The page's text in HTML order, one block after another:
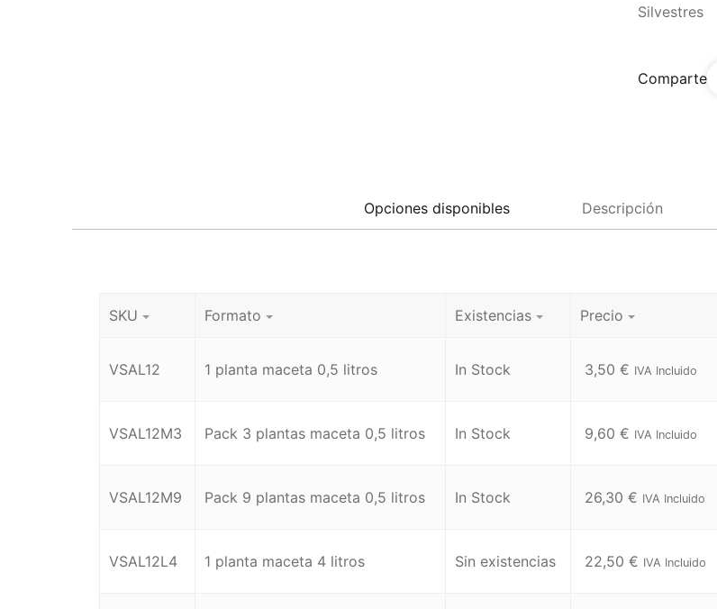
Silvestres
Comparte
Opciones disponibles Descripción
SKU Formato Existencias Precio
VSAL12 1 planta maceta 0,5 litros In Stock 3,50 € IVA Incluido-
VSAL12M3 Pack 3 plantas maceta 0,5 litros In Stock 9,60 € IVA Incluido-
VSAL12M9 Pack 9 plantas maceta 0,5 litros In Stock 26,30 € IVA Incluido
-
VSAL12L4 1 planta maceta 4 litros Sin existencias 22,50 € IVA Incluido
-